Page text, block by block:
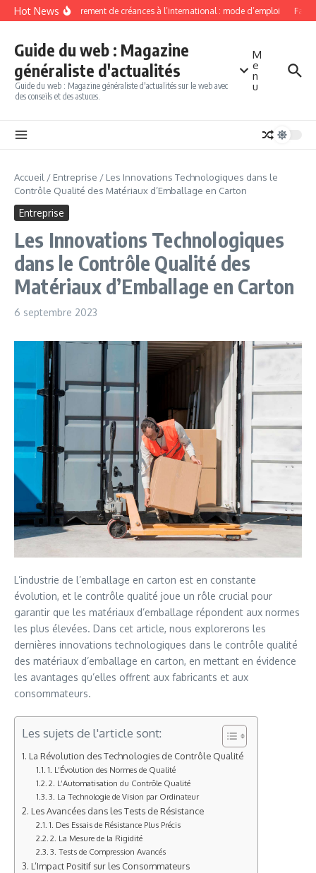
Aller au contenu
Hot NewsRecouvrement de créances à l’international : mode d’emploi
Guide du web : Magazine
généraliste d'actualités
Guide du web : Magazine généraliste d'actualités sur le web avec
des conseils et des astuces.
M
e
n
u
Accueil / Entreprise / Les Innovations Technologiques dans le
Contrôle Qualité des Matériaux d’Emballage en Carton
Entreprise
Les Innovations Technologiques
dans le Contrôle Qualité des
Matériaux d’Emballage en Carton
6 septembre 2023
L’industrie de l’emballage en carton est en constante
évolution, et le contrôle qualité joue un rôle crucial pour
garantir que les matériaux d’emballage répondent aux normes
les plus élevées. Dans cet article, nous explorerons les
dernières innovations technologiques dans le contrôle qualité
des matériaux d’emballage en carton, en mettant en évidence
les avantages qu’elles offrent aux fabricants et aux
consommateurs.
Les sujets de l'article sont:
La Révolution des Technologies de Contrôle Qualité
1. L’Évolution des Normes de Qualité
2. L’Automatisation du Contrôle Qualité
3. La Technologie de Vision par Ordinateur
Les Avancées dans les Tests de Résistance
1. Des Essais de Résistance Plus Précis
2. La Mesure de la Rigidité
3. Tests de Compression Avancés
L’Impact Positif sur les Consommateurs